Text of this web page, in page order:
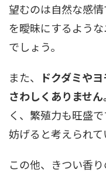
望むのは自然な感
を曖昧にするよう
でしょう。
また、
ドクダミや
さわしくありません
く、繁殖力も旺盛
妨げると考えられて
この他、きつい香